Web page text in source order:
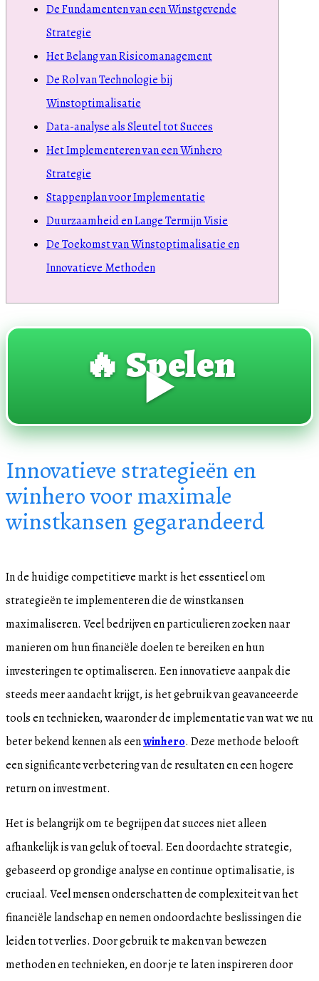
De Fundamenten van een Winstgevende
Strategie
Het Belang van Risicomanagement
De Rol van Technologie bij
Winstoptimalisatie
Data-analyse als Sleutel tot Succes
Het Implementeren van een Winhero
Strategie
Stappenplan voor Implementatie
Duurzaamheid en Lange Termijn Visie
De Toekomst van Winstoptimalisatie en
Innovatieve Methoden
🔥 Spelen
▶️
Innovatieve strategieën en
winhero voor maximale
winstkansen gegarandeerd
In de huidige competitieve markt is het essentieel om
strategieën te implementeren die de winstkansen
maximaliseren. Veel bedrijven en particulieren zoeken naar
manieren om hun financiële doelen te bereiken en hun
investeringen te optimaliseren. Een innovatieve aanpak die
steeds meer aandacht krijgt, is het gebruik van geavanceerde
tools en technieken, waaronder de implementatie van wat we nu
beter bekend kennen als eenwinhero. Deze methode belooft
een significante verbetering van de resultaten en een hogere
return on investment.
Het is belangrijk om te begrijpen dat succes niet alleen
afhankelijk is van geluk of toeval. Een doordachte strategie,
gebaseerd op grondige analyse en continue optimalisatie, is
cruciaal. Veel mensen onderschatten de complexiteit van het
financiële landschap en nemen ondoordachte beslissingen die
leiden tot verlies. Door gebruik te maken van bewezen
methoden en technieken, en door je te laten inspireren door